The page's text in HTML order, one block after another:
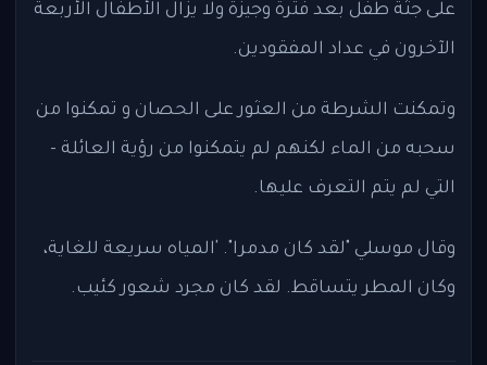
على جثة طفل بعد فترة وجيزة ولا يزال الأطفال الأربعة
الآخرون في عداد المفقودين.
وتمكنت الشرطة من العثور على الحصان و تمكنوا من
سحبه من الماء لكنهم لم يتمكنوا من رؤية العائلة -
التي لم يتم التعرف عليها.
وقال موسلي "لقد كان مدمرا". 'المياه سريعة للغاية،
وكان المطر يتساقط. لقد كان مجرد شعور كئيب.